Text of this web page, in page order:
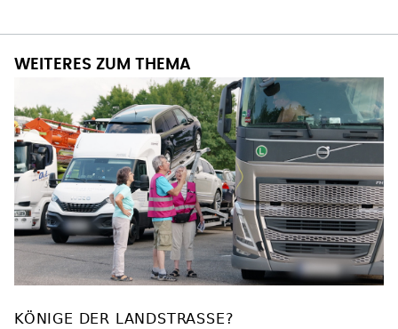
WEITERES ZUM THEMA
KÖNIGE DER LANDSTRASSE?